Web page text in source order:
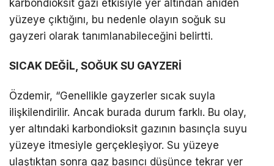
karbondioksit gazı etkisiyle yer altından aniden
yüzeye çıktığını, bu nedenle olayın soğuk su
gayzeri olarak tanımlanabileceğini belirtti.
SICAK DEĞİL, SOĞUK SU GAYZERİ
Özdemir, “Genellikle gayzerler sıcak suyla
ilişkilendirilir. Ancak burada durum farklı. Bu olay,
yer altındaki karbondioksit gazının basınçla suyu
yüzeye itmesiyle gerçekleşiyor. Su yüzeye
ulaştıktan sonra gaz basıncı düşünce tekrar yer